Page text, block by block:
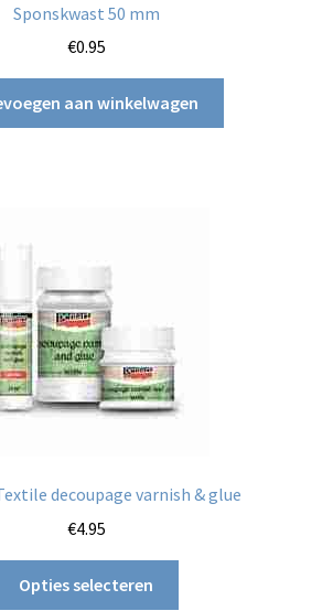
Sponskwast 50 mm
€0.95
aan winkelwagen
decoupage varnish & glue
€4.95
Opties selecteren